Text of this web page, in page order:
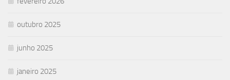
outubro 2025
junho 2025
janeiro 2025